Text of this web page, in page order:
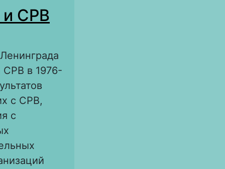
и СРВ
СРВ в 1976-
с СРВ,
с